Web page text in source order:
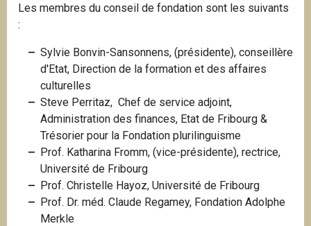
Les membres du conseil de fondation sont les suivants
:
Sylvie Bonvin-Sansonnens, (présidente), conseillère
d'Etat, Direction de la formation et des affaires
culturelles
Steve Perritaz, Chef de service adjoint,
Administration des finances, Etat de Fribourg &
Trésorier pour la Fondation plurilinguisme
Prof. Katharina Fromm, (vice-présidente), rectrice,
Université de Fribourg
Prof. Christelle Hayoz, Université de Fribourg
Prof. Dr. méd. Claude Regamey, Fondation Adolphe
Merkle